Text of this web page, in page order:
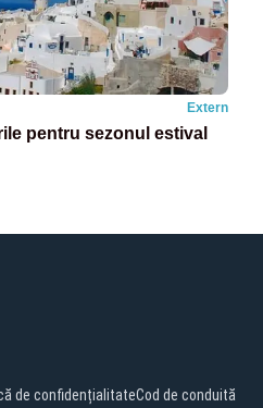
Extern
pentru sezonul estival
de confidențialitateCod de conduită